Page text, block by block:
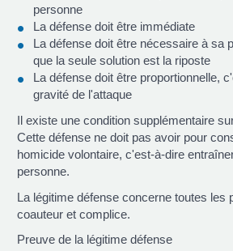
personne
La défense doit être immédiate
La défense doit être nécessaire à sa
que la seule solution est la riposte
La défense doit être proportionnelle,
gravité de l'attaque
Il existe une condition supplémentaire
Cette défense ne doit pas avoir pour
homicide volontaire, c'est-à-dire
personne.
La légitime défense concerne toutes les
coauteur et complice.
Preuve de la légitime défense